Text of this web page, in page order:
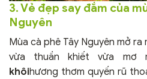
3. Vẻ đẹp say đắm của
Nguyên
Mùa cà phê Tây Nguyên mở
vừa thuần khiết vừa mơ
khôihương thơm quyến rũ